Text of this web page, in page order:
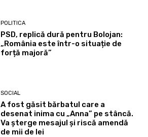
POLITICA
PSD, replică dură pentru Bolojan:
„România este într-o situație de
forță majoră”
SOCIAL
A fost găsit bărbatul care a
desenat inima cu „Anna” pe stâncă.
Va șterge mesajul și riscă amendă
de mii de lei